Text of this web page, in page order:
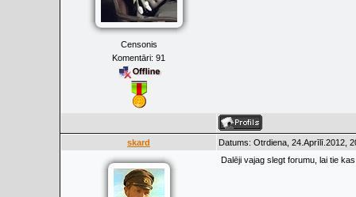
Censonis
Komentāri: 91
skard Datums: Otrdiena, 24.Aprīlī.2012,
Dalēji vajag slegt forumu, lai tie